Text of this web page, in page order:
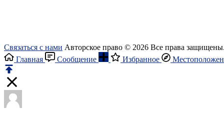
Связаться с нами Авторское право © 2026 Все права
Главная
Сообщение Избранное